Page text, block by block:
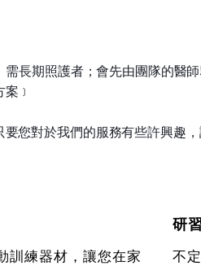
需長期照護者；會先由團隊的醫
﹞
您對於我們的服務有些許興趣
訓練器材，讓您在家
研
不